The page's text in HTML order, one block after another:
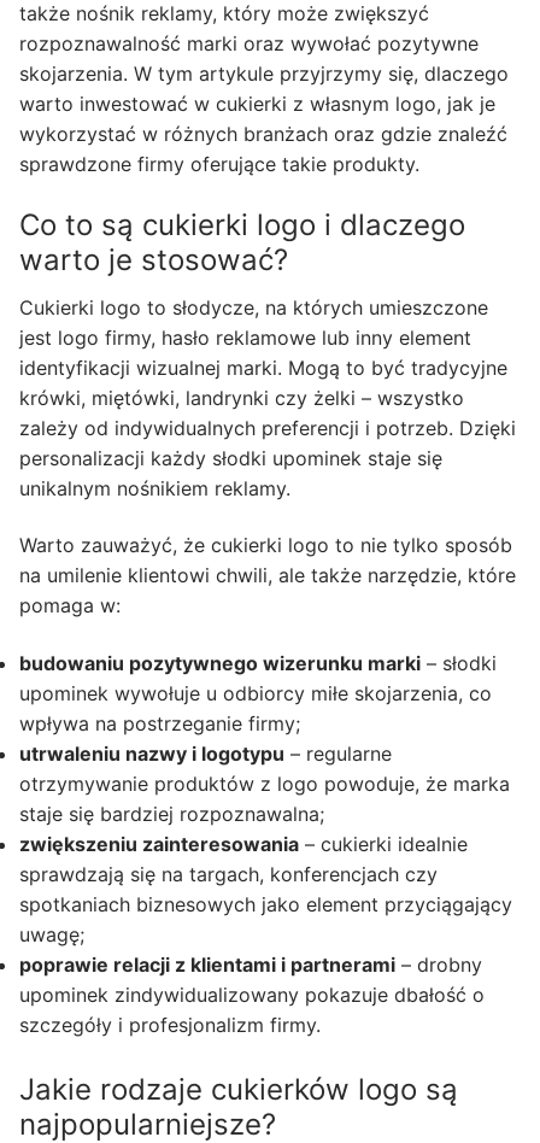
także nośnik reklamy, który może zwiększyć
rozpoznawalność marki oraz wywołać pozytywne
skojarzenia. W tym artykule przyjrzymy się, dlaczego
warto inwestować w cukierki z własnym logo, jak je
wykorzystać w różnych branżach oraz gdzie znaleźć
sprawdzone firmy oferujące takie produkty.
Co to są cukierki logo i dlaczego
warto je stosować?
Cukierki logo to słodycze, na których umieszczone
jest logo firmy, hasło reklamowe lub inny element
identyfikacji wizualnej marki. Mogą to być tradycyjne
krówki, miętówki, landrynki czy żelki – wszystko
zależy od indywidualnych preferencji i potrzeb. Dzięki
personalizacji każdy słodki upominek staje się
unikalnym nośnikiem reklamy.
Warto zauważyć, że cukierki logo to nie tylko sposób
na umilenie klientowi chwili, ale także narzędzie, które
pomaga w:
budowaniu pozytywnego wizerunku marki – słodki
upominek wywołuje u odbiorcy miłe skojarzenia, co
wpływa na postrzeganie firmy;
utrwaleniu nazwy i logotypu – regularne
otrzymywanie produktów z logo powoduje, że marka
staje się bardziej rozpoznawalna;
zwiększeniu zainteresowania – cukierki idealnie
sprawdzają się na targach, konferencjach czy
spotkaniach biznesowych jako element przyciągający
uwagę;
poprawie relacji z klientami i partnerami – drobny
upominek zindywidualizowany pokazuje dbałość o
szczegóły i profesjonalizm firmy.
Jakie rodzaje cukierków logo są
najpopularniejsze?